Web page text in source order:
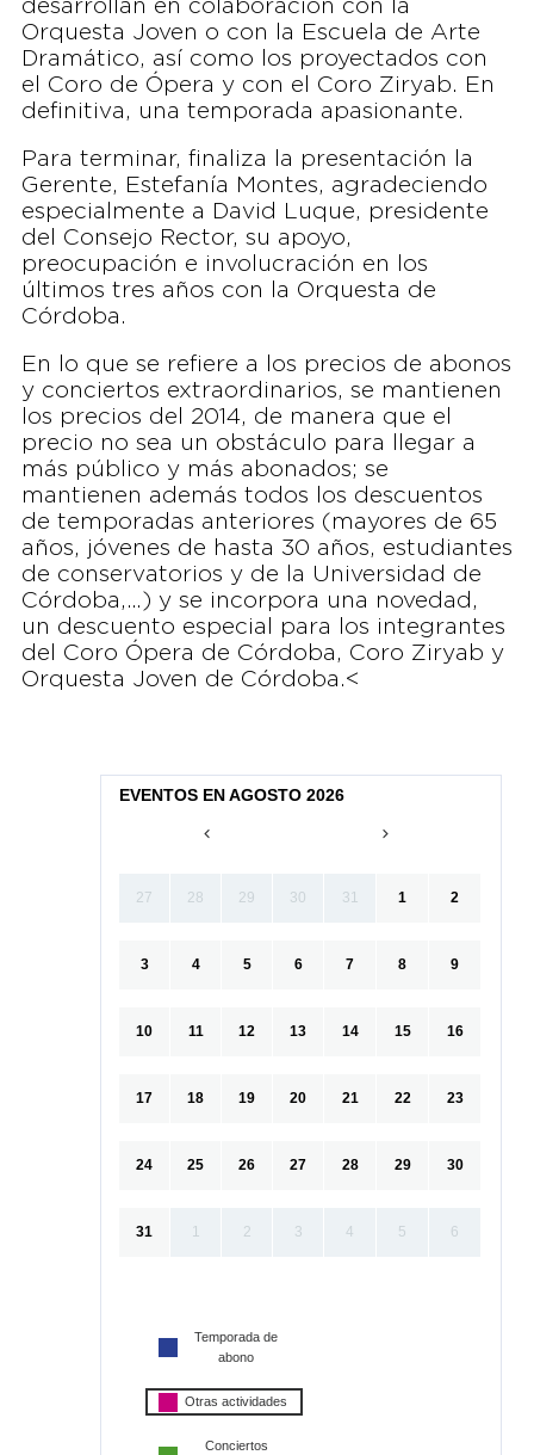
desarrollan en colaboración con la
Orquesta Joven o con la Escuela de Arte
Dramático, así como los proyectados con
el Coro de Ópera y con el Coro Ziryab. En
definitiva, una temporada apasionante.
Para terminar, finaliza la presentación la
Gerente, Estefanía Montes, agradeciendo
especialmente a David Luque, presidente
del Consejo Rector, su apoyo,
preocupación e involucración en los
últimos tres años con la Orquesta de
Córdoba.
En lo que se refiere a los precios de abonos
y conciertos extraordinarios, se mantienen
los precios del 2014, de manera que el
precio no sea un obstáculo para llegar a
más público y más abonados; se
mantienen además todos los descuentos
de temporadas anteriores (mayores de 65
años, jóvenes de hasta 30 años, estudiantes
de conservatorios y de la Universidad de
Córdoba,…) y se incorpora una novedad,
un descuento especial para los integrantes
del Coro Ópera de Córdoba, Coro Ziryab y
Orquesta Joven de Córdoba.<
EVENTOS EN AGOSTO 2026
27 28 29 30 31 1 2
3 4 5 6 7 8 9
10 11 12 13 14 15 16
17 18 19 20 21 22 23
24 25 26 27 28 29 30
31 1 2 3 4 5 6
Temporada de
abono
Otras actividades
Conciertos